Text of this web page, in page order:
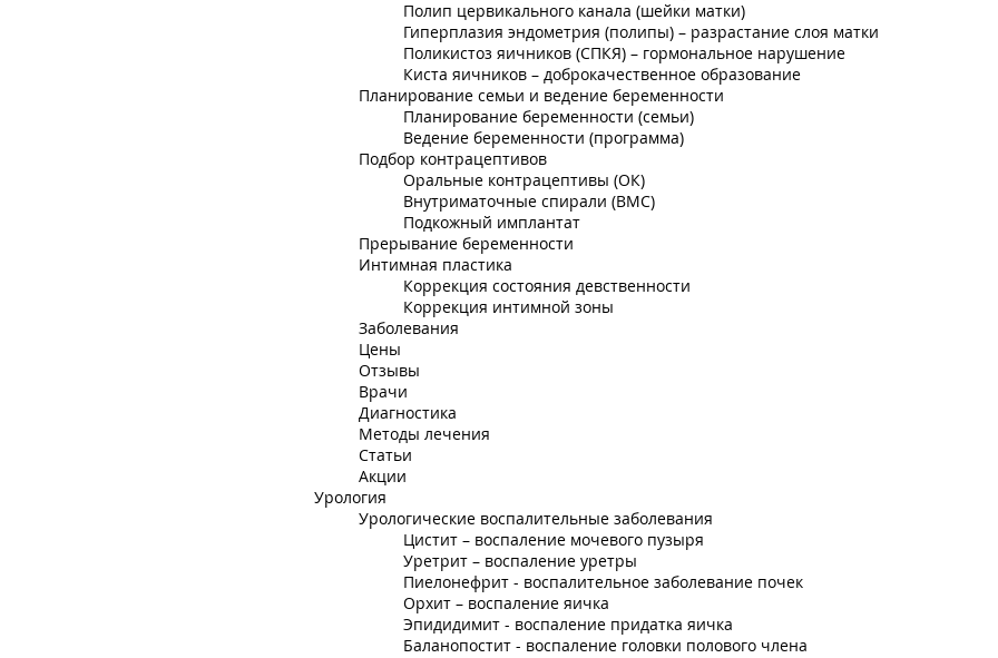
Полип цервикального канала (шейки матки)
Гиперплазия эндометрия (полипы) – разрастание слоя матки
Поликистоз яичников (СПКЯ) – гормональное нарушение
Киста яичников – доброкачественное образование
Планирование семьи и ведение беременности
Планирование беременности (семьи)
Ведение беременности (программа)
Подбор контрацептивов
Оральные контрацептивы (ОК)
Внутриматочные спирали (ВМС)
Подкожный имплантат
Прерывание беременности
Интимная пластика
Коррекция состояния девственности
Коррекция интимной зоны
Заболевания
Цены
Отзывы
Врачи
Диагностика
Методы лечения
Статьи
Акции
Урология
Урологические воспалительные заболевания
Цистит – воспаление мочевого пузыря
Уретрит – воспаление уретры
Пиелонефрит - воспалительное заболевание почек
Орхит – воспаление яичка
Эпидидимит - воспаление придатка яичка
Баланопостит - воспаление головки полового члена